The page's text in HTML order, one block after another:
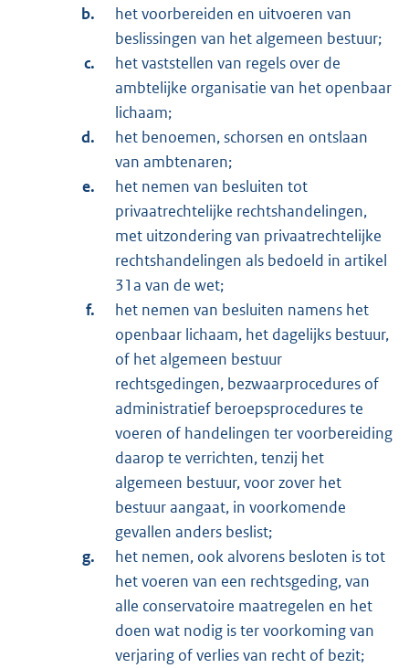
het voorbereiden en uitvoeren van
beslissingen van het algemeen bestuur;
het vaststellen van regels over de
ambtelijke organisatie van het openbaar
lichaam;
het benoemen, schorsen en ontslaan
van ambtenaren;
het nemen van besluiten tot
privaatrechtelijke rechtshandelingen,
met uitzondering van privaatrechtelijke
rechtshandelingen als bedoeld in artikel
31a van de wet;
het nemen van besluiten namens het
openbaar lichaam, het dagelijks bestuur,
of het algemeen bestuur
rechtsgedingen, bezwaarprocedures of
administratief beroepsprocedures te
voeren of handelingen ter voorbereiding
daarop te verrichten, tenzij het
algemeen bestuur, voor zover het
bestuur aangaat, in voorkomende
gevallen anders beslist;
het nemen, ook alvorens besloten is tot
het voeren van een rechtsgeding, van
alle conservatoire maatregelen en het
doen wat nodig is ter voorkoming van
verjaring of verlies van recht of bezit;